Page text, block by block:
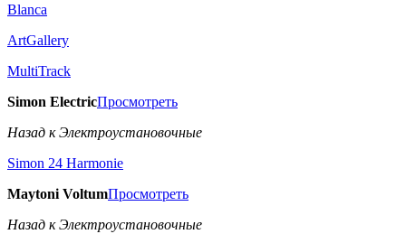
Blanca
ArtGallery
MultiTrack
Simon ElectricПросмотреть
Назад к Электроустановочные
Simon 24 Harmonie
Maytoni VoltumПросмотреть
Назад к Электроустановочные